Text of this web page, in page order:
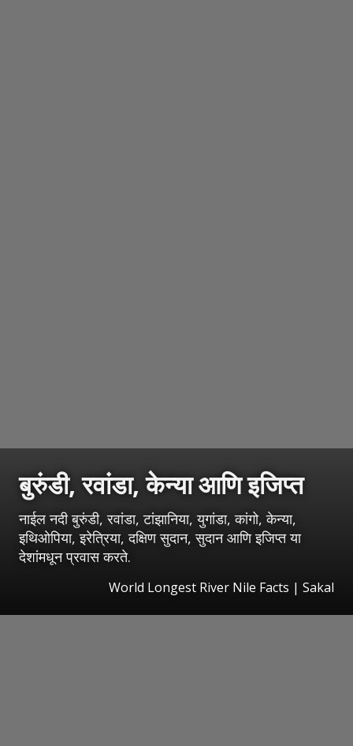
बुरुंडी, रवांडा, केन्या आणि इजिप्त
नाईल नदी बुरुंडी, रवांडा, टांझानिया, युगांडा, कांगो, केन्या,
इथिओपिया, इरेत्रिया, दक्षिण सुदान, सुदान आणि इजिप्त या
देशांमधून प्रवास करते.
World Longest River Nile Facts | Sakal